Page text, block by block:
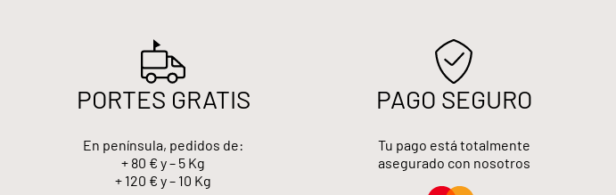
PORTES GRATIS
En península, pedidos de:
+ 80 € y – 5 Kg
+ 120 € y – 10 Kg
PAGO SEGURO
Tu pago está totalmente
asegurado con nosotros